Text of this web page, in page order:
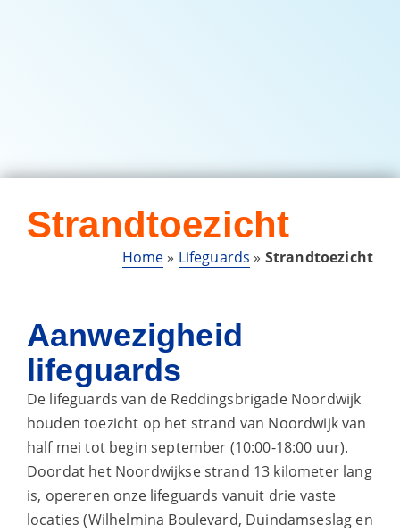
Strandtoezicht
Home » Lifeguards » Strandtoezicht
Aanwezigheid
lifeguards
De lifeguards van de Reddingsbrigade Noordwijk
houden toezicht op het strand van Noordwijk van
half mei tot begin september (10:00-18:00 uur).
Doordat het Noordwijkse strand 13 kilometer lang
is, opereren onze lifeguards vanuit drie vaste
locaties (Wilhelmina Boulevard, Duindamseslag en